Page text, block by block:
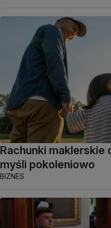
Rachunki maklerskie
myśli pokoleniowo
BIZNES